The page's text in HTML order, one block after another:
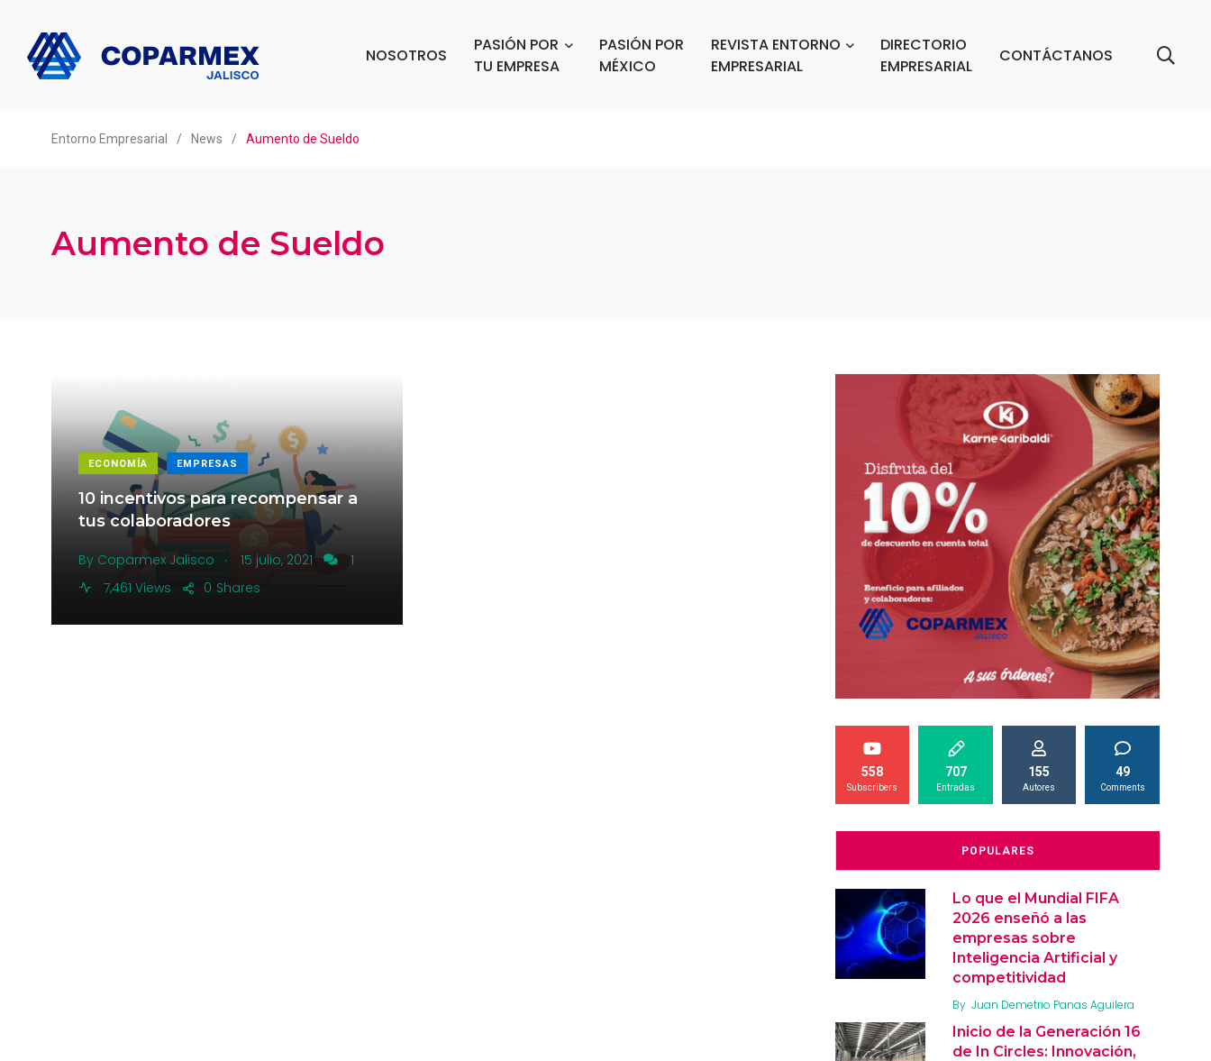
NOSOTROS
PASIÓN POR
TU EMPRESA
PASIÓN POR
MÉXICO
REVISTA ENTORNO
EMPRESARIAL
DIRECTORIO
EMPRESARIAL
CONTÁCTANOS
Entorno Empresarial / News / Aumento de Sueldo
Aumento de Sueldo
ECONOMÍA EMPRESAS
10 incentivos para recompensar a
tus colaboradores
By Coparmex Jalisco . 15 julio, 2021
1
7,461 Views
Shares
0
558
Subscribers
707
Entradas
155
Autores
49
Comments
POPULARES
Lo que el Mundial FIFA
2026 enseñó a las
empresas sobre
Inteligencia Artificial y
competitividad
By Juan Demetrio Panas Aguilera
Inicio de la Generación 16
de In Circles: Innovación,